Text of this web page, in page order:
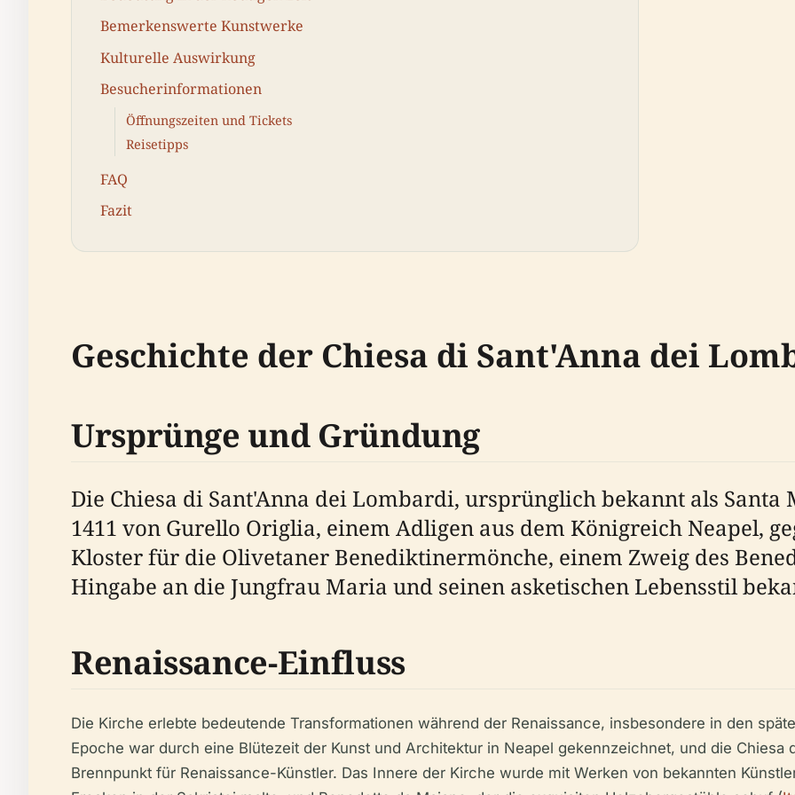
Bemerkenswerte Kunstwerke
Kulturelle Auswirkung
Besucherinformationen
Öffnungszeiten und Tickets
Reisetipps
FAQ
Fazit
Geschichte der Chiesa di Sant'Anna dei
Ursprünge und Gründung
Die Chiesa di Sant'Anna dei Lombardi, ursprünglich bekannt als
1411 von Gurello Origlia, einem Adligen aus dem Königreich Neapel,
Kloster für die Olivetaner Benediktinermönche, einem Zweig des
Hingabe an die Jungfrau Maria und seinen asketischen Lebensstil
Renaissance-Einfluss
Die Kirche erlebte bedeutende Transformationen während der Renaissance, insbesondere in den
Epoche war durch eine Blütezeit der Kunst und Architektur in Neapel gekennzeichnet, und die Chiesa
Brennpunkt für Renaissance-Künstler. Das Innere der Kirche wurde mit Werken von bekannten